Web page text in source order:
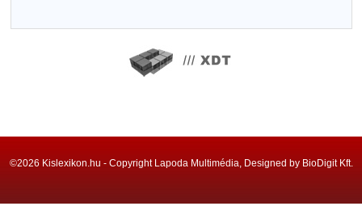
©2026 Kislexikon.hu - Copyright Lapoda Multimédia, Designed by BioDigit Kft.